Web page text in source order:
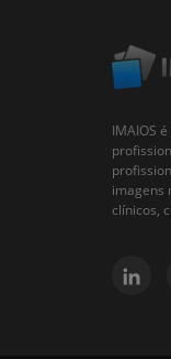
IMAIOS
imagens
clínicos,